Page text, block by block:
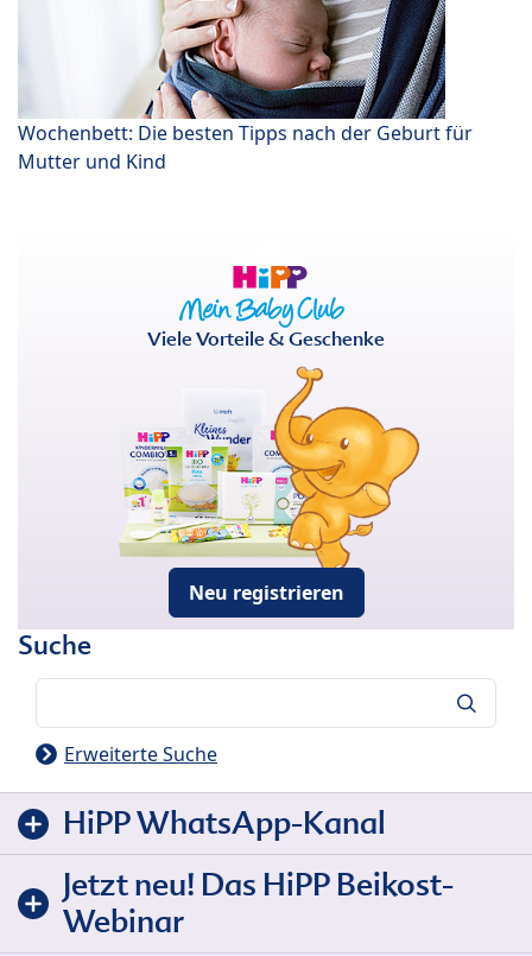
Wochenbett: Die besten Tipps nach der Geburt für
Mutter und Kind
Viele Vorteile & Geschenke
Neu registrieren
Suche
Erweiterte Suche
HiPP WhatsApp-Kanal
Jetzt neu! Das HiPP Beikost-
Webinar